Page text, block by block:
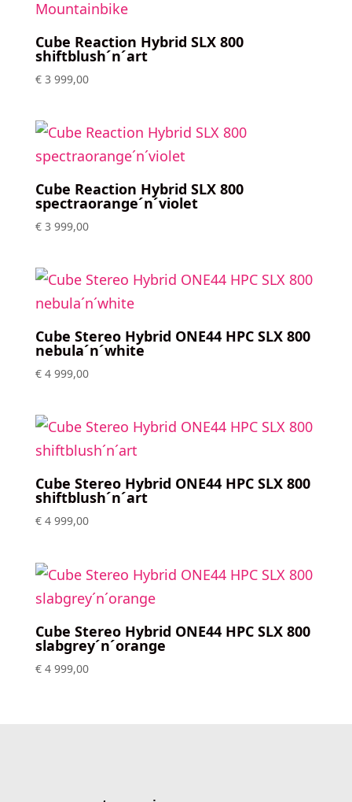
Cube Reaction Hybrid SLX 800
shiftblush´n´art
€3 999,00
Cube Reaction Hybrid SLX 800
spectraorange´n´violet
€3 999,00
Cube Stereo Hybrid ONE44 HPC SLX 800
nebula´n´white
€4 999,00
Cube Stereo Hybrid ONE44 HPC SLX 800
shiftblush´n´art
€4 999,00
Cube Stereo Hybrid ONE44 HPC SLX 800
slabgrey´n´orange
€4 999,00